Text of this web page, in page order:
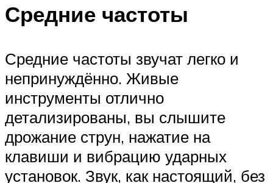
Средние частоты
Средние частоты звучат легко и
непринуждённо. Живые
инструменты отлично
детализированы, вы слышите
дрожание струн, нажатие на
клавиши и вибрацию ударных
установок. Звук, как настоящий, без